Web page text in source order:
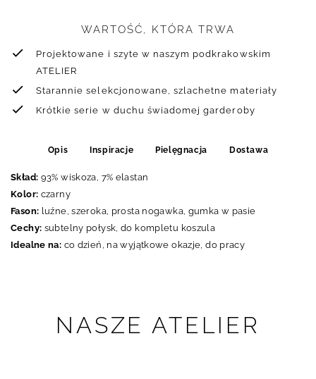
WARTOŚĆ, KTÓRA TRWA
Projektowane i szyte w naszym podkrakowskim
ATELIER
Starannie selekcjonowane, szlachetne materiały
Krótkie serie w duchu świadomej garderoby
Opis Inspiracje Pielęgnacja Dostawa
Skład: 93% wiskoza, 7% elastan
Kolor: czarny
Fason: luźne, szeroka, prosta nogawka, gumka w pasie
Cechy: subtelny połysk, do kompletu koszula
Idealne na: co dzień, na wyjątkowe okazje, do pracy
NASZE ATELIER